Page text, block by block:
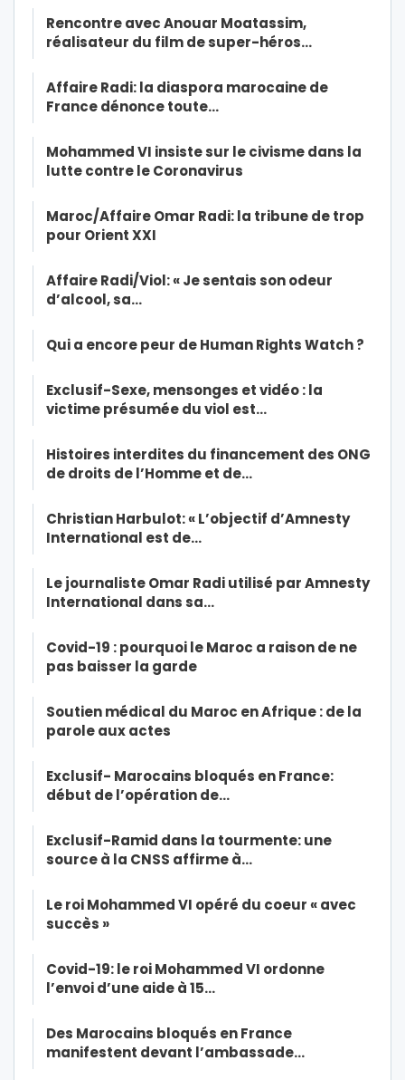
Rencontre avec Anouar Moatassim,
réalisateur du film de super-héros…
Affaire Radi: la diaspora marocaine de
France dénonce toute…
Mohammed VI insiste sur le civisme dans la
lutte contre le Coronavirus
Maroc/Affaire Omar Radi: la tribune de trop
pour Orient XXI
Affaire Radi/Viol: « Je sentais son odeur
d’alcool, sa…
Qui a encore peur de Human Rights Watch ?
Exclusif-Sexe, mensonges et vidéo : la
victime présumée du viol est…
Histoires interdites du financement des ONG
de droits de l’Homme et de…
Christian Harbulot: « L’objectif d’Amnesty
International est de…
Le journaliste Omar Radi utilisé par Amnesty
International dans sa…
Covid-19 : pourquoi le Maroc a raison de ne
pas baisser la garde
Soutien médical du Maroc en Afrique : de la
parole aux actes
Exclusif- Marocains bloqués en France:
début de l’opération de…
Exclusif-Ramid dans la tourmente: une
source à la CNSS affirme à…
Le roi Mohammed VI opéré du coeur « avec
succès »
Covid-19: le roi Mohammed VI ordonne
l’envoi d’une aide à 15…
Des Marocains bloqués en France
manifestent devant l’ambassade…